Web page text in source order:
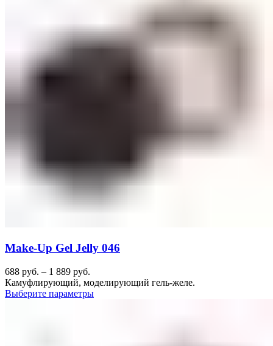
Make-Up Gel Jelly 046
688 руб. – 1 889 руб.
Камуфлирующий, моделирующий гель-желе.
Выберите параметры